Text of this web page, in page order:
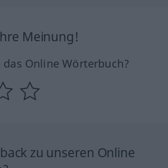
Meinung!
Online Wörterbuch?
zu unseren Online